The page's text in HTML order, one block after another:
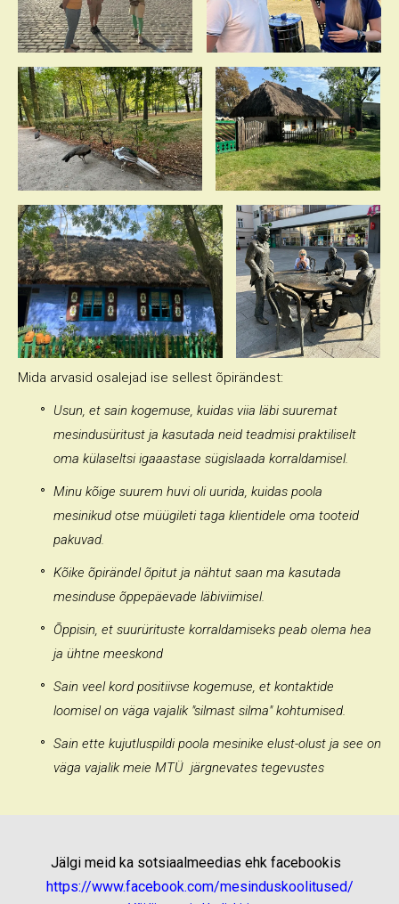
Mida arvasid osalejad ise sellest õpirändest:
Usun, et sain kogemuse, kuidas viia läbi suuremat
mesindusüritust ja kasutada neid teadmisi praktiliselt
oma külaseltsi igaaastase sügislaada korraldamisel.
Minu kõige suurem huvi oli uurida, kuidas poola
mesinikud otse müügileti taga klientidele oma tooteid
pakuvad.
Kõike õpirändel õpitut ja nähtut saan ma kasutada
mesinduse õppepäevade läbiviimisel.
Õppisin, et suurürituste korraldamiseks peab olema hea
ja ühtne meeskond
Sain veel kord positiivse kogemuse, et kontaktide
loomisel on väga vajalik "silmast silma" kohtumised.
Sain ette kujutluspildi poola mesinike elust-olust ja see on
väga vajalik meie MTÜ järgnevates tegevustes
Jälgi meid ka sotsiaalmeedias ehk facebookis
https://www.facebook.com/mesinduskoolitused/